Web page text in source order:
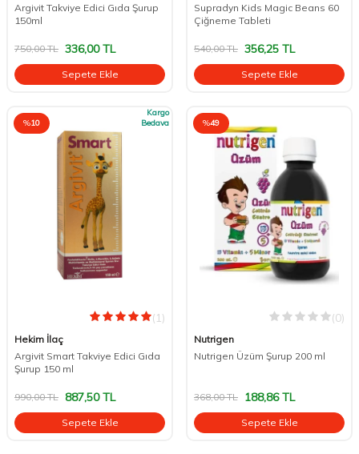
Argivit Takviye Edici Gıda Şurup
150ml
750,00TL 336,00TL
Sepete Ekle
Supradyn Kids Magic Beans 60
Çiğneme Tableti
540,00TL 356,25 TL
Sepete Ekle
%10
Kargo
Bedava
(1)
Hekim İlaç
Argivit Smart Takviye Edici Gıda
Şurup 150 ml
990,00TL 887,50TL
Sepete Ekle
%49
(0)
Nutrigen
Nutrigen Üzüm Şurup 200 ml
368,00TL 188,86TL
Sepete Ekle